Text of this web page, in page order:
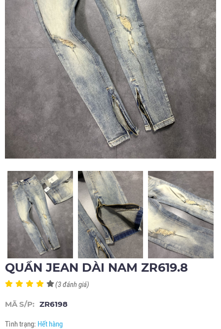
QUẦN JEAN DÀI NAM ZR619.8
(3 đánh giá)
MÃ S/P: ZR6198
Tình trạng: Hết hàng